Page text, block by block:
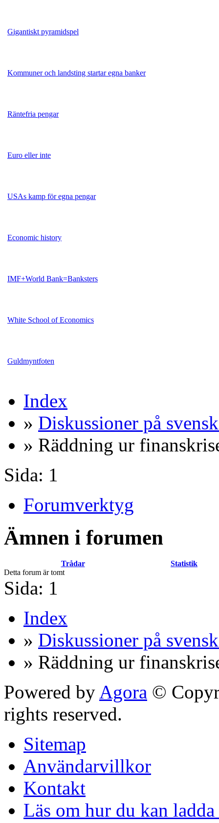
Gigantiskt pyramidspel
Kommuner och landsting startar egna banker
Räntefria pengar
Euro eller inte
USAs kamp för egna pengar
Economic history
IMF+World Bank=Banksters
White School of Economics
Guldmyntfoten
Index
» Diskussioner på
» Räddning ur
Sida: 1
Forumverktyg
Ämnen i forumen
Trådar
Statistik
Detta forum är tomt
Sida: 1
Index
» Diskussioner på
» Räddning ur
Powered by Agora ©
rights reserved.
Sitemap
Användarvillkor
Kontakt
Läs om hur du kan